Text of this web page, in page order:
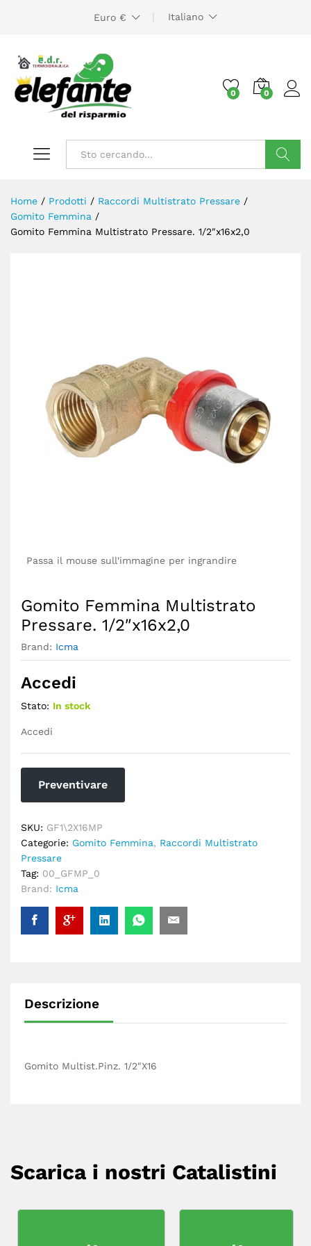
Euro € Italiano
0 0
Home / Prodotti / Raccordi Multistrato Pressare /
Gomito Femmina /
Gomito Femmina Multistrato Pressare. 1/2″x16x2,0
Passa il mouse sull'immagine per ingrandire
Gomito Femmina Multistrato
Pressare. 1/2″x16x2,0
Brand: Icma
Accedi
Stato: In stock
Accedi
Preventivare
SKU: GF1\2X16MP
Categorie: Gomito Femmina, Raccordi Multistrato
Pressare
Tag: 00_GFMP_0
Brand: Icma
Descrizione
Gomito Multist.Pinz. 1/2″X16
Scarica i nostri Catalistini